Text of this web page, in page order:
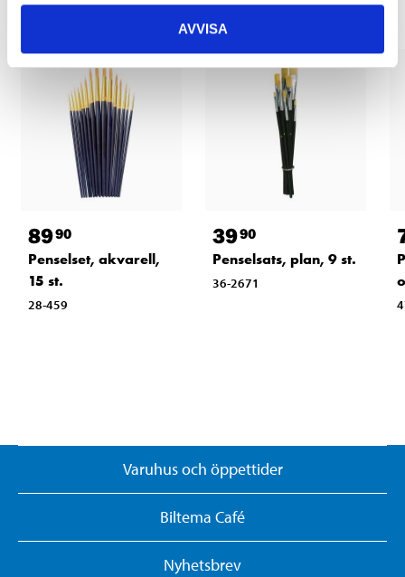
AVVISA
8990
Penselset, akvarell,
15 st.
28-459
3990
Penselsats, plan, 9 st.
36-2671
Varuhus och öppettider
Biltema Café
Nyhetsbrev